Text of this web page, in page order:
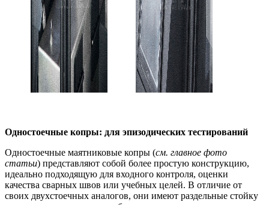
Одностоечные копры: для эпизодических тестирований
Одностоечные маятниковые копры (см. главное фото
статьи) представляют собой более простую конструкцию,
идеально подходящую для входного контроля, оценки
качества сварных швов или учебных целей. В отличие от
своих двухстоечных аналогов, они имеют раздельные стойку